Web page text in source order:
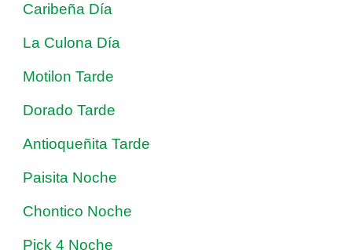
Caribeña Día
La Culona Día
Motilon Tarde
Dorado Tarde
Antioqueñita Tarde
Paisita Noche
Chontico Noche
Pick 4 Noche